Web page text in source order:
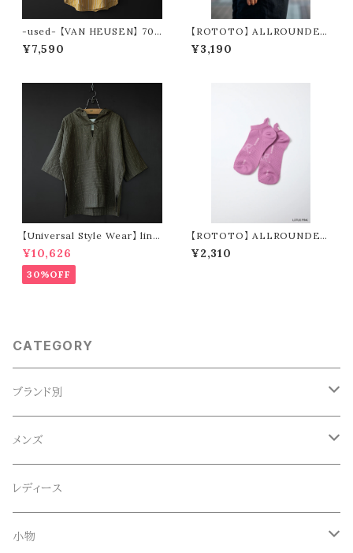
-used- 【VAN HEUSEN】 70s
stripe s/s shirt
¥7,590
【ROTOTO】 ALLROUNDER
¥3,190
【Universal Style Wear】 line
n mexican parka (olive)
¥10,626
30%OFF
【ROTOTO】 ALLROUNDER
TECH-MESH "NO SHOW" R
1595
¥2,310
CATEGORY
ブランド別
ACE SNKR(エーススニーカー)
Anapau,Seaing,ANAPAU UG
Blundstone(ブランドストーン)
メンズ
トップス
Tシャツ
ボトムス
レディース
小物